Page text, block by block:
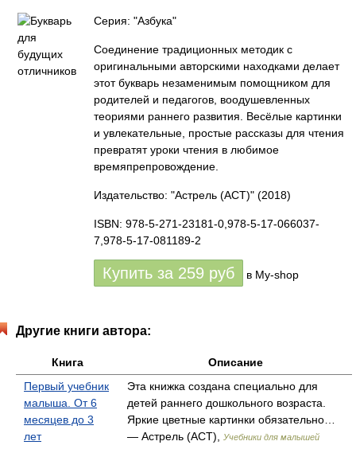
Серия: "Азбука"
Соединение традиционных методик с
оригинальными авторскими находками делает
этот букварь незаменимым помощником для
родителей и педагогов, воодушевленных
теориями раннего развития. Весёлые картинки
и увлекательные, простые рассказы для чтения
превратят уроки чтения в любимое
времяпрепровождение.
Издательство: "Астрель (АСТ)" (2018)
ISBN: 978-5-271-23181-0,978-5-17-066037-
7,978-5-17-081189-2
Купить за 259 руб в My-shop
Другие книги автора:
Книга
Описание
Первый учебник
малыша. От 6
месяцев до 3
лет
Эта книжка создана специально для
детей раннего дошкольного возраста.
Яркие цветные картинки обязательно…
— Астрель (АСТ),
Учебники для малышей